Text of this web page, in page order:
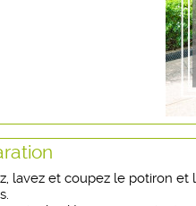
lavez et coupez le potiron